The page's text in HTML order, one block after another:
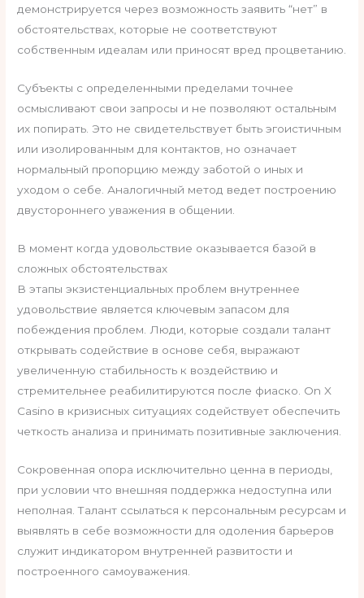
демонстрируется через возможность заявить “нет” в
обстоятельствах, которые не соответствуют
собственным идеалам или приносят вред процветанию.
Субъекты с определенными пределами точнее
осмысливают свои запросы и не позволяют остальным
их попирать. Это не свидетельствует быть эгоистичным
или изолированным для контактов, но означает
нормальный пропорцию между заботой о иных и
уходом о себе. Аналогичный метод ведет построению
двустороннего уважения в общении.
В момент когда удовольствие оказывается базой в
сложных обстоятельствах
В этапы экзистенциальных проблем внутреннее
удовольствие является ключевым запасом для
побеждения проблем. Люди, которые создали талант
открывать содействие в основе себя, выражают
увеличенную стабильность к воздействию и
стремительнее реабилитируются после фиаско. On X
Casino в кризисных ситуациях содействует обеспечить
четкость анализа и принимать позитивные заключения.
Сокровенная опора исключительно ценна в периоды,
при условии что внешняя поддержка недоступна или
неполная. Талант ссылаться к персональным ресурсам и
выявлять в себе возможности для одоления барьеров
служит индикатором внутренней развитости и
построенного самоуважения.